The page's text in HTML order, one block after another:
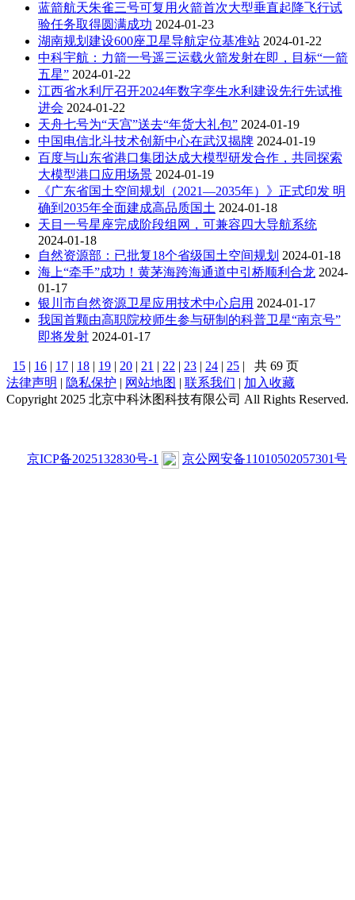
蓝箭航天朱雀三号可复用火箭首次大型垂直起降飞行试
验任务取得圆满成功 2024-01-23
湖南规划建设600座卫星导航定位基准站 2024-01-22
中科宇航：力箭一号遥三运载火箭发射在即，目标“一箭
五星” 2024-01-22
江西省水利厅召开2024年数字孪生水利建设先行先试推
进会 2024-01-22
天舟七号为“天宫”送去“年货大礼包” 2024-01-19
中国电信北斗技术创新中心在武汉揭牌 2024-01-19
百度与山东省港口集团达成大模型研发合作，共同探索
大模型港口应用场景 2024-01-19
《广东省国土空间规划（2021—2035年）》正式印发 明
确到2035年全面建成高品质国土 2024-01-18
天目一号星座完成阶段组网，可兼容四大导航系统
2024-01-18
自然资源部：已批复18个省级国土空间规划 2024-01-18
海上“牵手”成功！黄茅海跨海通道中引桥顺利合龙 2024-
01-17
银川市自然资源卫星应用技术中心启用 2024-01-17
我国首颗由高职院校师生参与研制的科普卫星“南京号”
即将发射 2024-01-17
15 | 16 | 17 | 18 | 19 | 20 | 21 | 22 | 23 | 24 | 25 |
共 69 页
法律声明 | 隐私保护 | 网站地图 | 联系我们 | 加入收藏
Copyright 2025 北京中科沐图科技有限公司 All Rights Reserved.
京ICP备2025132830号-1 京公网安备11010502057301号